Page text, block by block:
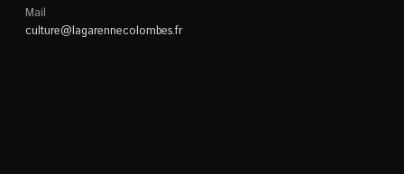
Mail
culture@lagarennecolombes.fr